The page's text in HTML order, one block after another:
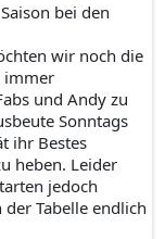
bei den
wir noch die
immer
und Andy zu
Sonntags
ihr Bestes
heben. Leider
jedoch
Tabelle endlich